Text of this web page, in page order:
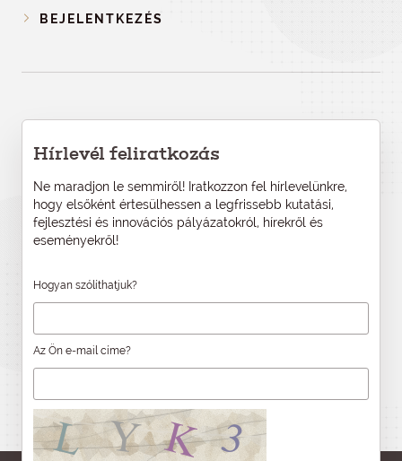
BEJELENTKEZÉS
Hírlevél feliratkozás
Ne maradjon le semmiről! Iratkozzon fel hírlevelünkre,
hogy elsőként értesülhessen a legfrissebb kutatási,
fejlesztési és innovációs pályázatokról, hírekről és
eseményekről!
Hogyan szólíthatjuk?
Az Ön e-mail címe?